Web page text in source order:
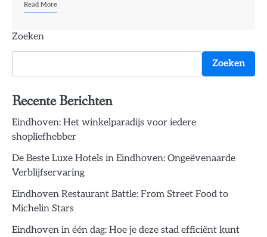
Read More
Zoeken
Zoeken
Recente Berichten
Eindhoven: Het winkelparadijs voor iedere
shopliefhebber
De Beste Luxe Hotels in Eindhoven: Ongeëvenaarde
Verblijfservaring
Eindhoven Restaurant Battle: From Street Food to
Michelin Stars
Eindhoven in één dag: Hoe je deze stad efficiënt kunt